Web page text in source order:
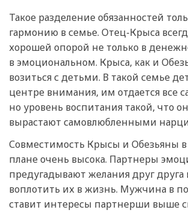
Такое разделение обязанностей
гармонию в семье. Отец-Крыса
хорошей опорой не только в
в эмоциональном. Крыса, как и
возиться с детьми. В такой семье
центре внимания, им отдается все
но уровень воспитания такой, что
вырастают самовлюбленными
Совместимость Крысы и Обезьяны
плане очень высока. Партнеры
предугадывают желания друг
воплотить их в жизнь. Мужчина в
ставит интересы партнерши выше